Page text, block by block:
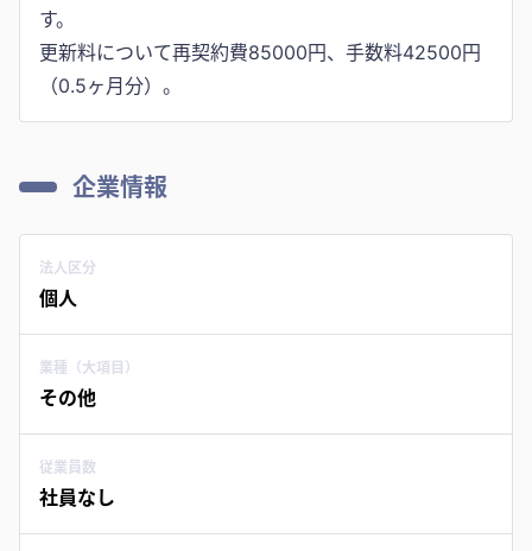
す。
更新料について再契約費85000円、手数料42500円
企業情報
法人区分
個人
業種（大項目）
その他
従業員数
社員なし